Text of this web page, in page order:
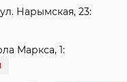
Нарымская, 23:
Маркса, 1: